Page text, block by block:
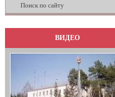
Поиск по сайту
ВИДЕО